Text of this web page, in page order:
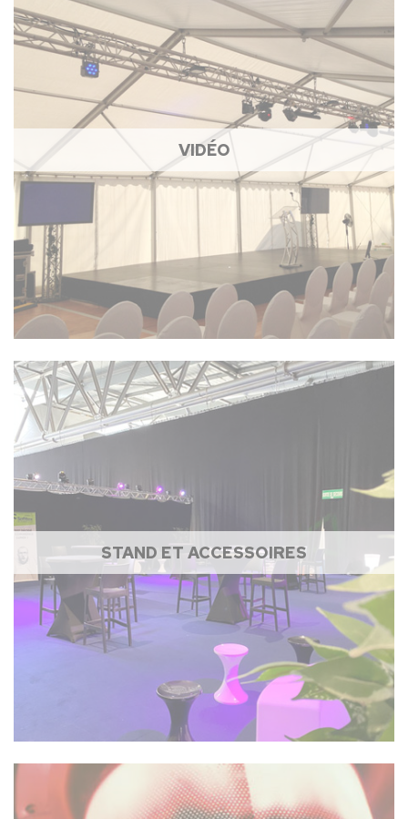
VIDÉO
STAND ET ACCESSOIRES